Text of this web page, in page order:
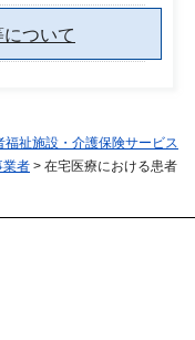
ついて
福祉施設・介護保険サービス
業者 > 在宅医療における患者